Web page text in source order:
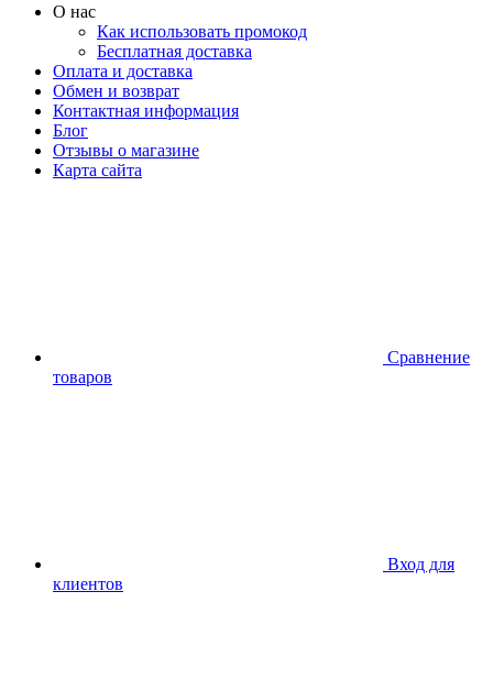
О нас
Как использовать промокод
Бесплатная доставка
Оплата и доставка
Обмен и возврат
Контактная информация
Блог
Отзывы о магазине
Карта сайта
Сравнение
товаров
Вход для
клиентов